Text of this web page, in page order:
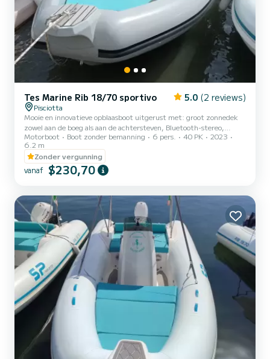
Tes Marine Rib 18/70 sportivo 5.0 (2 reviews)
Pisciotta
Mooie en innovatieve opblaasboot uitgerust met: groot zonnedek
zowel aan de boeg als aan de achtersteven, Bluetooth-stereo,
zoetwaterdouche, houder voor mobiele telefoon, iglo-koelkast.
Gemotoriseerd met nieuwe Selva-motor uit 2023, vermogen
40/70.
Motorboot Boot zonder bemanning 6 pers. 40 PK
2023
6.2 m
Zonder vergunning
vanaf $230,70